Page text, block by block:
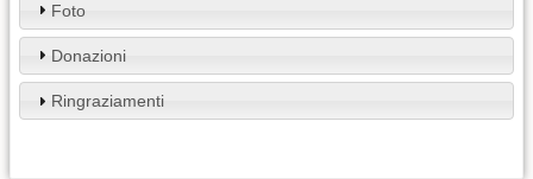
Foto
Donazioni
Ringraziamenti